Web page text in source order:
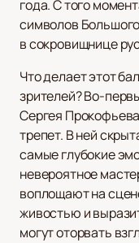
года. С того
символов
в сокровищнице
Что делает этот
зрителей? Во-
Сергея
трепет. В ней
самые глубокие
невероятное
воплощают на
живостью и
могут оторвать